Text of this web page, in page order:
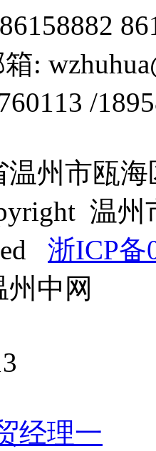
:
/
州市瓯海
温
浙ICP备
州中网
经理一